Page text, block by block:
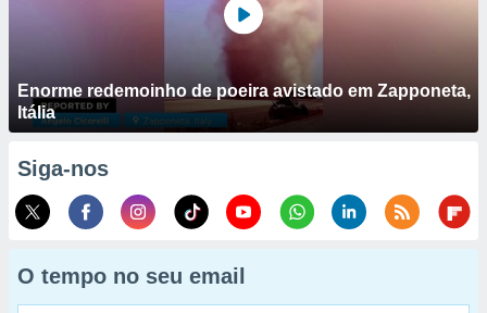
Enorme redemoinho de poeira avistado em Zapponeta,
Itália
Siga-nos
O tempo no seu email